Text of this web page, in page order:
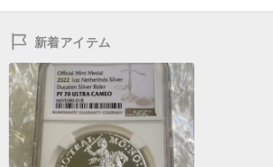
新着アイテム